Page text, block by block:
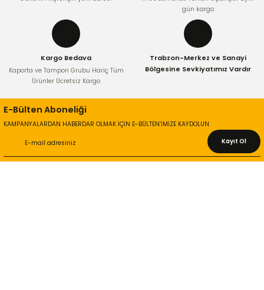
Bu ürüne benzer farklı alternatifler olmalı.
gün kargo
Kargo Bedava
Kaporta ve Tampon Grubu Hariç Tüm
Ürünler Ücretsiz Kargo
Trabzon-Merkez ve Sanayi
Bölgesine Sevkiyatımız Vardır
E-Bülten Aboneliği
KAMPANYALARDAN HABERDAR OLMAK İÇİN E-BÜLTEN’İMİZE KAYDOLUN
Kayıt Ol